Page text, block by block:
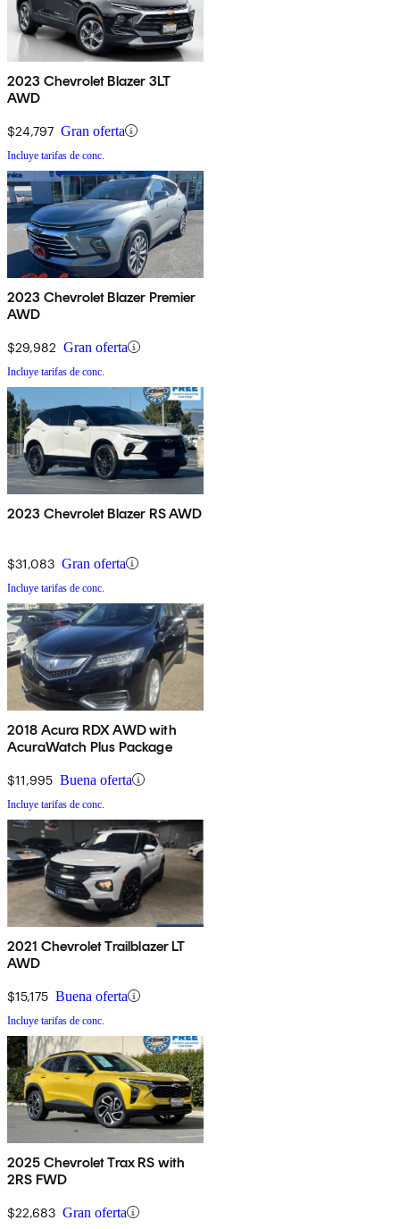
2023 Chevrolet Blazer 3LT
AWD
$24,797 Gran oferta
Incluye tarifas de conc.
2023 Chevrolet Blazer Premier
AWD
$29,982 Gran oferta
Incluye tarifas de conc.
2023 Chevrolet Blazer RS AWD
$31,083 Gran oferta
Incluye tarifas de conc.
2018 Acura RDX AWD with
AcuraWatch Plus Package
$11,995 Buena oferta
Incluye tarifas de conc.
2021 Chevrolet Trailblazer LT
AWD
$15,175 Buena oferta
Incluye tarifas de conc.
2025 Chevrolet Trax RS with
2RS FWD
$22,683 Gran oferta